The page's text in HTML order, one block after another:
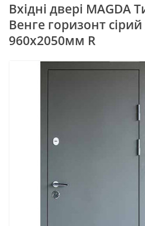
Вхідні двері
Венге горизонт сірий
960х2050мм R